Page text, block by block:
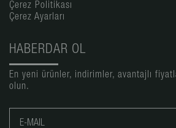
Çerez Politikası
Çerez Ayarları
HABERDAR OL
En yeni ürünler, indirimler, avantajlı
olun.